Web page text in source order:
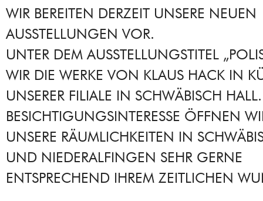
WIR BEREITEN DERZEIT UNSERE NEUEN
AUSSTELLUNGEN VOR.
UNTER DEM AUSSTELLUNGSTITEL
WIR DIE WERKE VON KLAUS HACK IN
UNSERER FILIALE IN SCHWÄBISCH
BESICHTIGUNGSINTERESSE ÖFFNEN
UNSERE RÄUMLICHKEITEN IN
UND NIEDERALFINGEN SEHR GERNE
ENTSPRECHEND IHREM ZEITLICHEN